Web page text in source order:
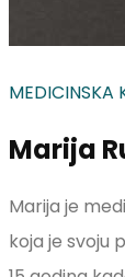
MEDICINSKA
Marija
Marija je
koja je svoju